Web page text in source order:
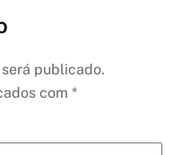
publicado.
com*